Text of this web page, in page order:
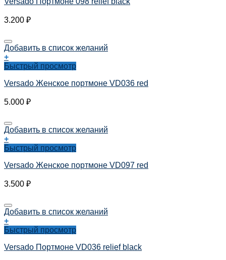
3.200 ₽
Добавить в список желаний
+
Быстрый просмотр
Versado Женское портмоне VD036 red
5.000 ₽
Добавить в список желаний
+
Быстрый просмотр
Versado Женское портмоне VD097 red
3.500 ₽
Добавить в список желаний
+
Быстрый просмотр
Versado Портмоне VD036 relief black